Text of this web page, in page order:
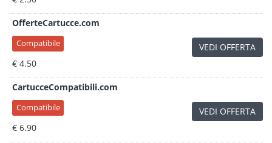
OfferteCartucce.com
Compatibile
€ 4.50
VEDI OFFERTA
CartucceCompatibili.com
Compatibile
€ 6.90
VEDI OFFERTA